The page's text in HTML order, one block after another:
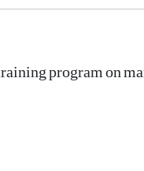
program on